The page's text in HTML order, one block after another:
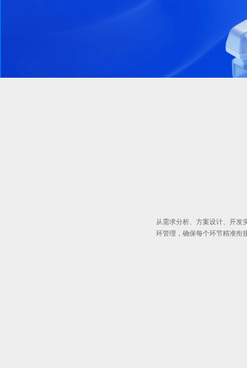
从需求分析、方案设计、开发
环管理，确保每个环节精准衔